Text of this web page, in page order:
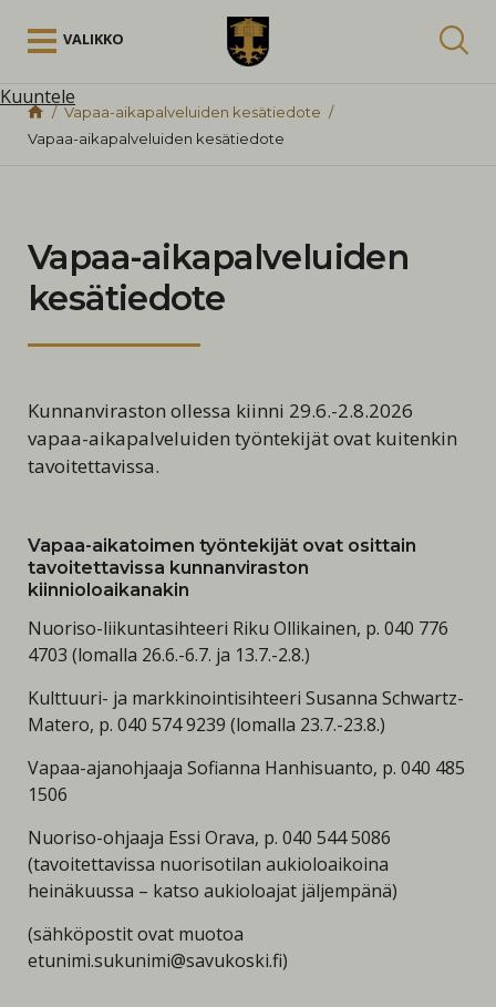
VALIKKO
Kuuntele
Vapaa-aikapalveluiden kesätiedote
Vapaa-aikapalveluiden kesätiedote
Vapaa-aikapalveluiden
kesätiedote
Kunnanviraston ollessa kiinni 29.6.-2.8.2026
vapaa-aikapalveluiden työntekijät ovat kuitenkin
tavoitettavissa.
Vapaa-aikatoimen työntekijät ovat osittain
tavoitettavissa kunnanviraston
kiinnioloaikanakin
Nuoriso-liikuntasihteeri Riku Ollikainen, p. 040 776
4703 (lomalla 26.6.-6.7. ja 13.7.-2.8.)
Kulttuuri- ja markkinointisihteeri Susanna Schwartz-
Matero, p. 040 574 9239 (lomalla 23.7.-23.8.)
Vapaa-ajanohjaaja Sofianna Hanhisuanto, p. 040 485
1506
Nuoriso-ohjaaja Essi Orava, p. 040 544 5086
(tavoitettavissa nuorisotilan aukioloaikoina
heinäkuussa – katso aukioloajat jäljempänä)
(sähköpostit ovat muotoa
etunimi.sukunimi@savukoski.fi)